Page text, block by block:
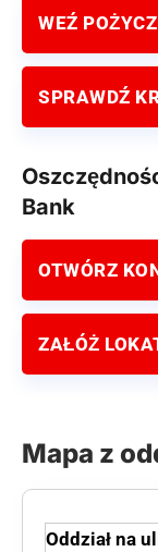
WEŹ
SPRAWDŹ
Bank
OTWÓRZ
ZAŁÓŻ
Mapa z
Oddział na